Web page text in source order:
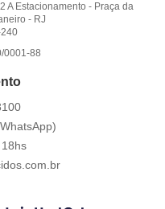
A Estacionamento - Praça da
- RJ
0001-88